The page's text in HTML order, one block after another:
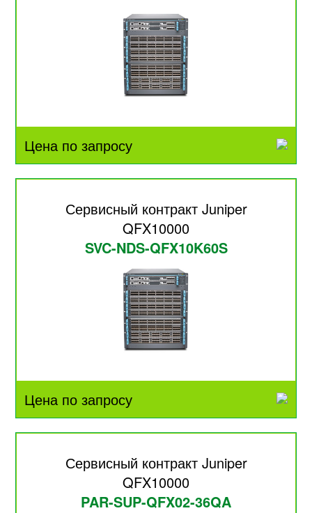
Цена по запросу
Сервисный контракт Juniper
QFX10000
SVC-NDS-QFX10K60S
Цена по запросу
Сервисный контракт Juniper
QFX10000
PAR-SUP-QFX02-36QA